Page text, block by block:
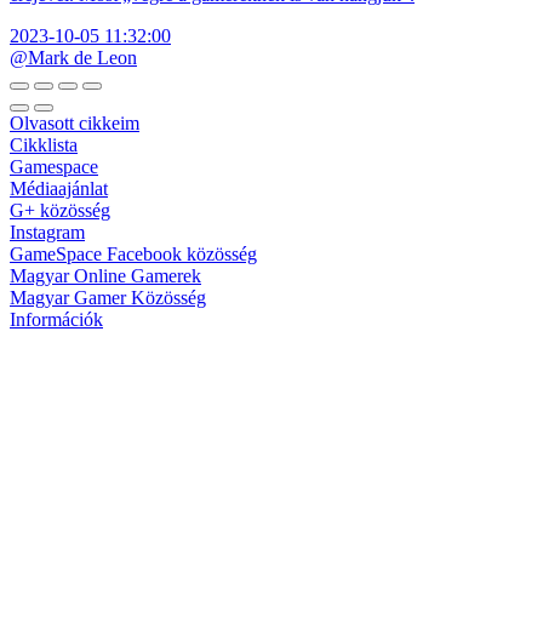
2023-10-05 11:32:00
@Mark de Leon
Olvasott cikkeim
Cikklista
Gamespace
Médiaajánlat
G+ közösség
Instagram
GameSpace Facebook közösség
Magyar Online Gamerek
Magyar Gamer Közösség
Információk